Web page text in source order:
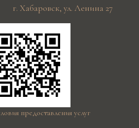
г. Хабаровск, ул. Ленина 27
предоставления услуг